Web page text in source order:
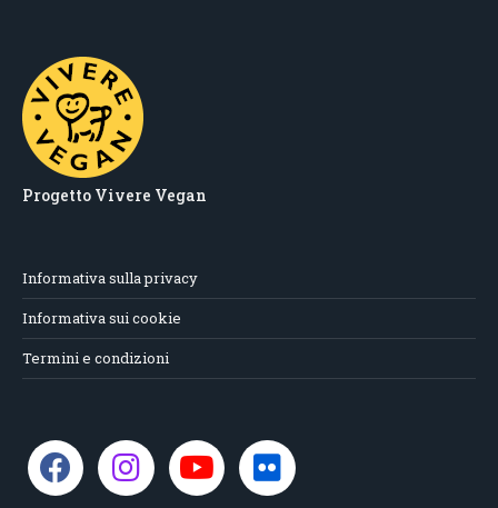
Progetto Vivere Vegan
Informativa sulla privacy
Informativa sui cookie
Termini e condizioni